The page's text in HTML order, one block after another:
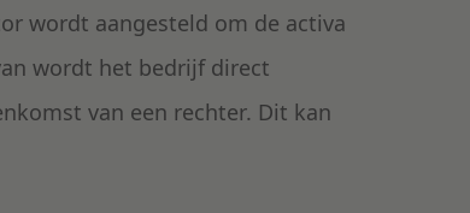
wordt aangesteld om de activa
wordt het bedrijf direct
van een rechter. Dit kan